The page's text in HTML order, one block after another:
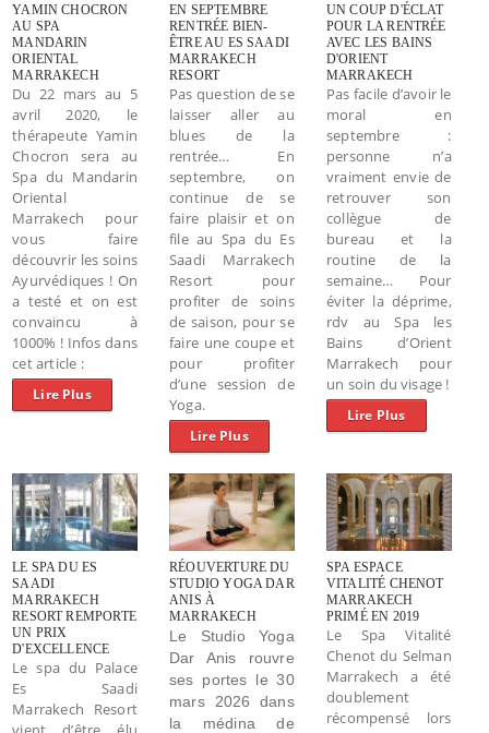
YAMIN CHOCRON
AU SPA
MANDARIN
ORIENTAL
MARRAKECH
Du 22 mars au 5
avril 2020, le
thérapeute Yamin
Chocron sera au
Spa du Mandarin
Oriental
Marrakech pour
vous faire
découvrir les soins
Ayurvédiques ! On
a testé et on est
convaincu à
1000% ! Infos dans
cet article :
Lire Plus
EN SEPTEMBRE
RENTRÉE BIEN-
ÊTRE AU ES SAADI
MARRAKECH
RESORT
Pas question de se
laisser aller au
blues de la
rentrée… En
septembre, on
continue de se
faire plaisir et on
file au Spa du Es
Saadi Marrakech
Resort pour
profiter de soins
de saison, pour se
faire une coupe et
pour profiter
d’une session de
Yoga.
Lire Plus
UN COUP D'ÉCLAT
POUR LA RENTRÉE
AVEC LES BAINS
D'ORIENT
MARRAKECH
Pas facile d’avoir le
moral en
septembre :
personne n’a
vraiment envie de
retrouver son
collègue de
bureau et la
routine de la
semaine… Pour
éviter la déprime,
rdv au Spa les
Bains d’Orient
Marrakech pour
un soin du visage !
Lire Plus
LE SPA DU ES
SAADI
MARRAKECH
RESORT REMPORTE
UN PRIX
D'EXCELLENCE
Le spa du Palace
Es Saadi
Marrakech Resort
RÉOUVERTURE DU
STUDIO YOGA DAR
ANIS À
MARRAKECH
Le Studio Yoga
Dar Anis rouvre
ses portes le 30
mars 2026 dans
la médina de
SPA ESPACE
VITALITÉ CHENOT
MARRAKECH
PRIMÉ EN 2019
Le Spa Vitalité
Chenot du Selman
Marrakech a été
doublement
récompensé lors